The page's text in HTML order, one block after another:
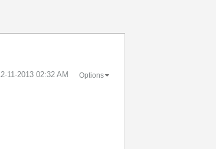
11-2013 02:32 AM Options